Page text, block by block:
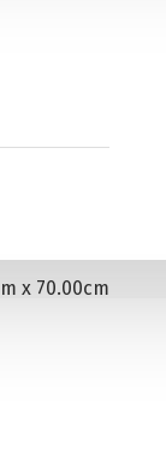
x 70.00cm